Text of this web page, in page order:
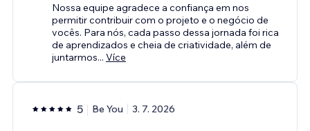
Nossa equipe agradece a confiança em nos
permitir contribuir com o projeto e o negócio de
vocês. Para nós, cada passo dessa jornada foi rica
de aprendizados e cheia de criatividade, além de
juntarmos... Více
5 Be You 3. 7. 2026